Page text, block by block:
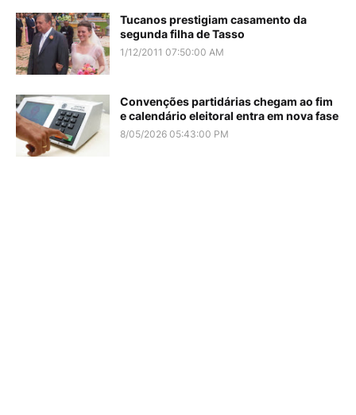
Tucanos prestigiam casamento da
segunda filha de Tasso
1/12/2011 07:50:00 AM
Convenções partidárias chegam ao fim
e calendário eleitoral entra em nova fase
8/05/2026 05:43:00 PM